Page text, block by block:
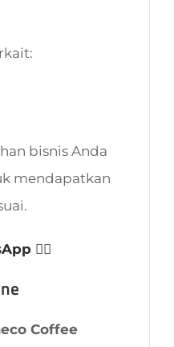
bisnis Anda
mendapatkan
👈🏻
Coffee